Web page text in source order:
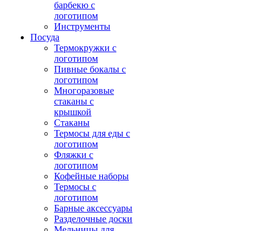
барбекю с
логотипом
Инструменты
Посуда
Термокружки с
логотипом
Пивные бокалы с
логотипом
Многоразовые
стаканы с
крышкой
Стаканы
Термосы для еды с
логотипом
Фляжки с
логотипом
Кофейные наборы
Термосы с
логотипом
Барные аксессуары
Разделочные доски